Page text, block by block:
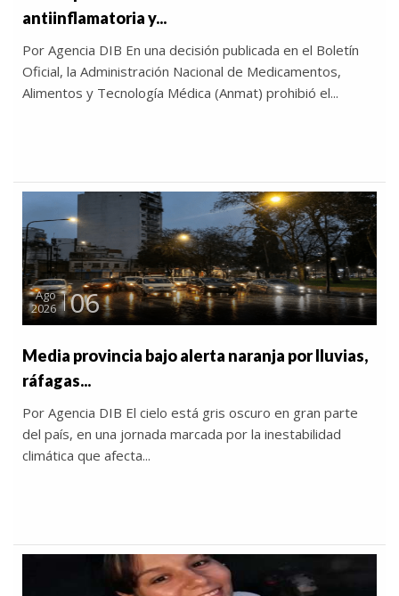
antiinflamatoria y...
Por Agencia DIB En una decisión publicada en el Boletín
Oficial, la Administración Nacional de Medicamentos,
Alimentos y Tecnología Médica (Anmat) prohibió el...
Ago
2026
06
Media provincia bajo alerta naranja por lluvias,
ráfagas...
Por Agencia DIB El cielo está gris oscuro en gran parte
del país, en una jornada marcada por la inestabilidad
climática que afecta...